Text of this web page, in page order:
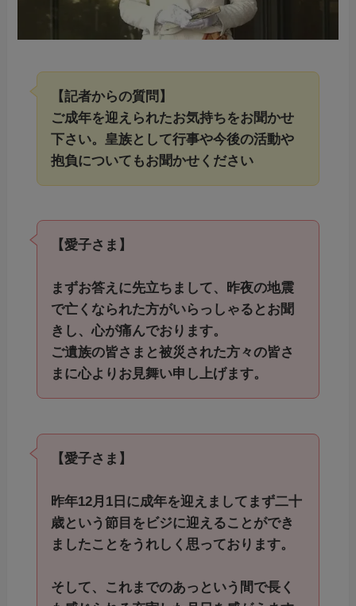
【記者からの質問】
ご成年を迎えられたお気持ちをお聞かせ
下さい。皇族として行事や今後の活動や
抱負についてもお聞かせください
【愛子さま】
まずお答えに先立ちまして、昨夜の地震
で亡くなられた方がいらっしゃるとお聞
きし、心が痛んでおります。
ご遺族の皆さまと被災された方々の皆さ
まに心よりお見舞い申し上げます。
【愛子さま】
昨年12月1日に成年を迎えましてまず二十
歳という節目をビジに迎えることができ
ましたことをうれしく思っております。
そして、これまでのあっという間で長く